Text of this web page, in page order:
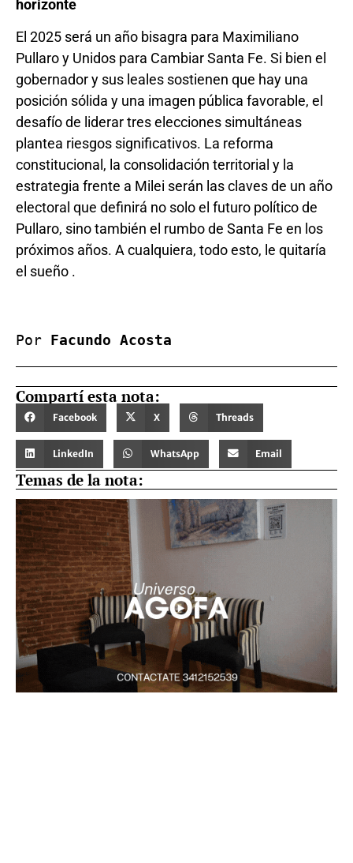
horizonte
El 2025 será un año bisagra para Maximiliano
Pullaro y Unidos para Cambiar Santa Fe. Si bien el
gobernador y sus leales sostienen que hay una
posición sólida y una imagen pública favorable, el
desafío de liderar tres elecciones simultáneas
plantea riesgos significativos. La reforma
constitucional, la consolidación territorial y la
estrategia frente a Milei serán las claves de un año
electoral que definirá no solo el futuro político de
Pullaro, sino también el rumbo de Santa Fe en los
próximos años. A cualquiera, todo esto, le quitaría
el sueño .
Por Facundo Acosta
Compartí esta nota:
Facebook X Threads
LinkedIn WhatsApp Email
Temas de la nota: